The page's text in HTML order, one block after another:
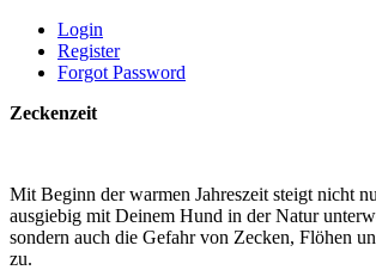
Login
Register
Forgot Password
Zeckenzeit
Mit Beginn der warmen Jahreszeit steigt nicht
ausgiebig mit Deinem Hund in der Natur
sondern auch die Gefahr von Zecken, Flöhen
zu.